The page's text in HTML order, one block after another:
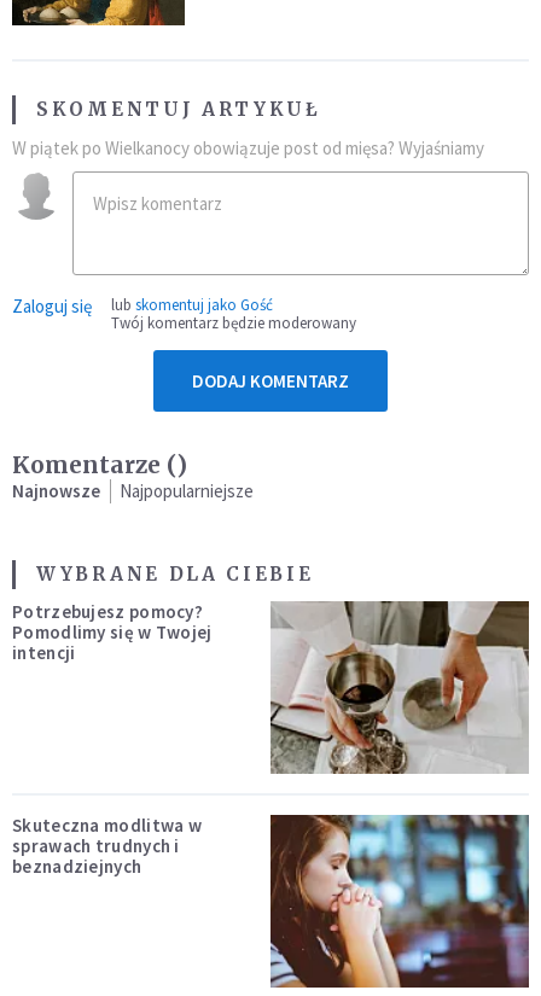
SKOMENTUJ ARTYKUŁ
W piątek po Wielkanocy obowiązuje post od mięsa? Wyjaśniamy
Zaloguj się lub skomentuj jako Gość
Twój komentarz będzie moderowany
DODAJ KOMENTARZ
Komentarze ()
Najnowsze Najpopularniejsze
WYBRANE DLA CIEBIE
Potrzebujesz pomocy?
Pomodlimy się w Twojej
intencji
Skuteczna modlitwa w
sprawach trudnych i
beznadziejnych